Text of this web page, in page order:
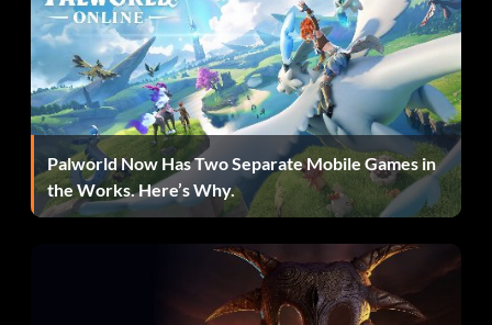
Palworld Now Has Two Separate Mobile Games in
the Works. Here’s Why.